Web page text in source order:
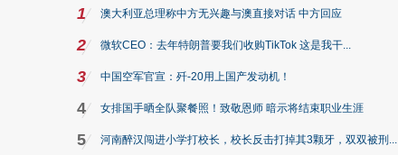
1 澳大利亚总理称中方无兴趣与澳直接对话 中方回应
2 微软CEO：去年特朗普要我们收购TikTok 这是我干...
3 中国空军官宣：歼-20用上国产发动机！
4 女排国手晒全队聚餐照！致敬恩师 暗示将结束职业生涯
5 河南醉汉闯进小学打校长，校长反击打掉其3颗牙，双双被刑...